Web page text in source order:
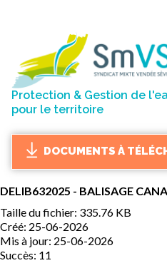
Protection & Gestion de
pour le territoire
DOCUMENTS À
DELIB632025 - BALISAGE
Taille du fichier: 335.76 KB
Créé: 25-06-2026
Mis à jour: 25-06-2026
Succès: 11